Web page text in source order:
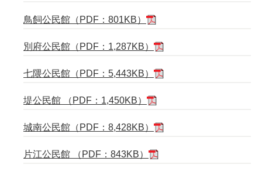
鳥飼公民館（PDF：801KB）
別府公民館（PDF：1,287KB）
七隈公民館（PDF：5,443KB）
堤公民館 （PDF：1,450KB）
城南公民館（PDF：8,428KB）
片江公民館 （PDF：843KB）